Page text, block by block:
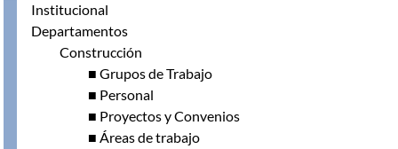
Institucional
Departamentos
Construcción
■ Grupos de Trabajo
■ Personal
■ Proyectos y Convenios
■ Áreas de trabajo